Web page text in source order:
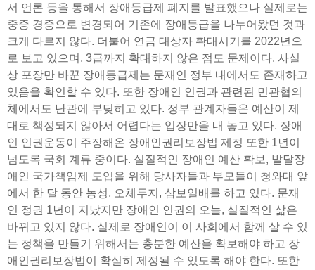
서 언론 등을 통해서 장애등급제 폐지를 발표했으나 실제로는
중증 경증으로 변경되어 기존에 장애등급을 나누어왔던 것과
크게 다르지 않다. 더불어 연금 대상자 확대시기를 2022년으
로 보고 있으며, 3급까지 확대하지 않은 점도 문제이다. 사실
상 포장만 바꾼 장애등급제는 문재인 정부 내에서도 존재하고
있음을 확인할 수 있다. 또한 장애인 인권과 관련된 민관협의
체에서도 난관에 부딪히고 있다. 정부 관계자들은 예산이 제
대로 책정되지 않아서 어렵다는 입장만을 내 놓고 있다. 장애
인 인권운동이 주장해온 장애인권리보장법 제정 또한 1년이
넘도록 국회 계류 중이다. 실질적인 장애인 예산 확보, 발달장
애인 국가책임제 도입을 위해 당사자들과 부모들이 청와대 앞
에서 한 달 동안 농성, 오체투지, 삼보일배를 하고 있다. 문재
인 정권 1년이 지났지만 장애인 인권의 오늘, 실질적인 삶은
바뀌고 있지 않다. 실제로 장애인이 이 사회에서 함께 살 수 있
는 정책을 만들기 위해서는 충분한 예산을 확보해야 하고 장
애인권리보장법이 확실히 제정될 수 있도록 해야 한다. 또한